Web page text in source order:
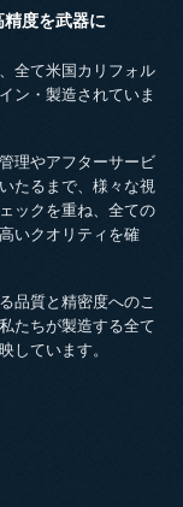
度を武器に
全て米国カリフォル
ン・製造されていま
理やアフターサービ
たるまで、様々な視
ックを重ね、全ての
いクオリティを確
品質と精密度へのこ
たちが製造する全て
しています。